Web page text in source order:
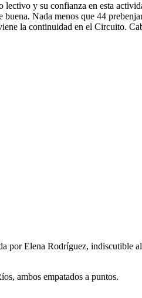
y su confianza en esta
Nada menos que 44
la continuidad en el Circuito.
por Elena Rodríguez,
ambos empatados a puntos.